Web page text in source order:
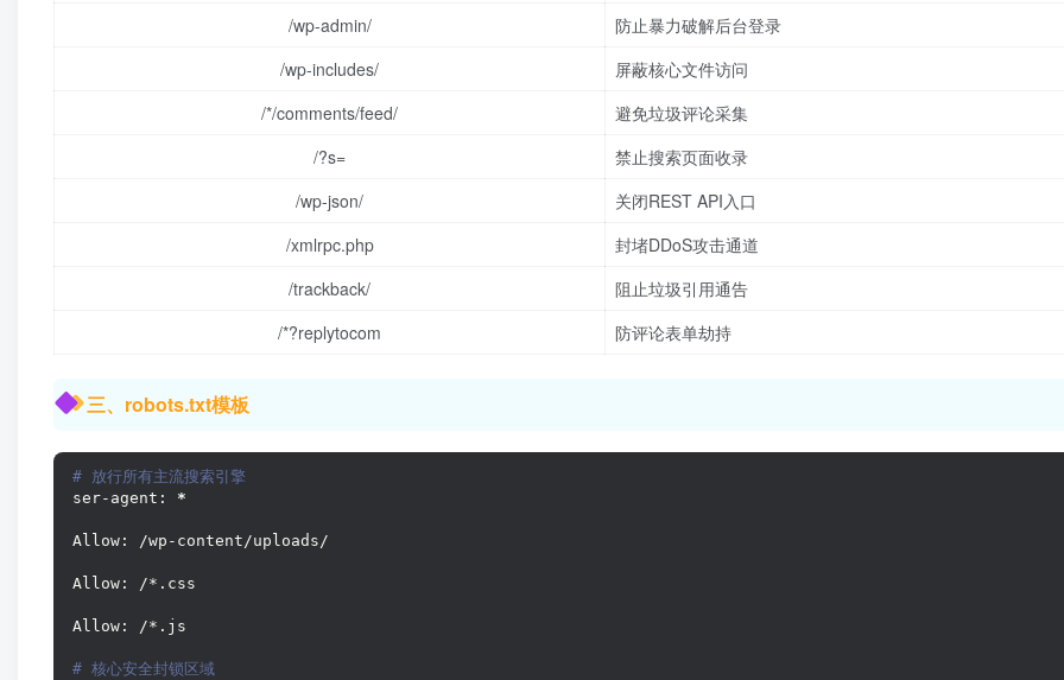
/wp-admin/
防止暴力破解后台登录
/wp-includes/
屏蔽核心文件访问
/*/comments/feed/
避免垃圾评论采集
/?s=
禁止搜索页面收录
/wp-json/
关闭REST API入口
/xmlrpc.php
封堵DDoS攻击通道
/trackback/
阻止垃圾引用通告
/*?replytocom
防评论表单劫持
三、robots.txt模板
# 放行所有主流搜索引擎
ser-agent: *
Allow: /wp-content/uploads/
Allow: /*.css
Allow: /*.js
# 核心安全封锁区域